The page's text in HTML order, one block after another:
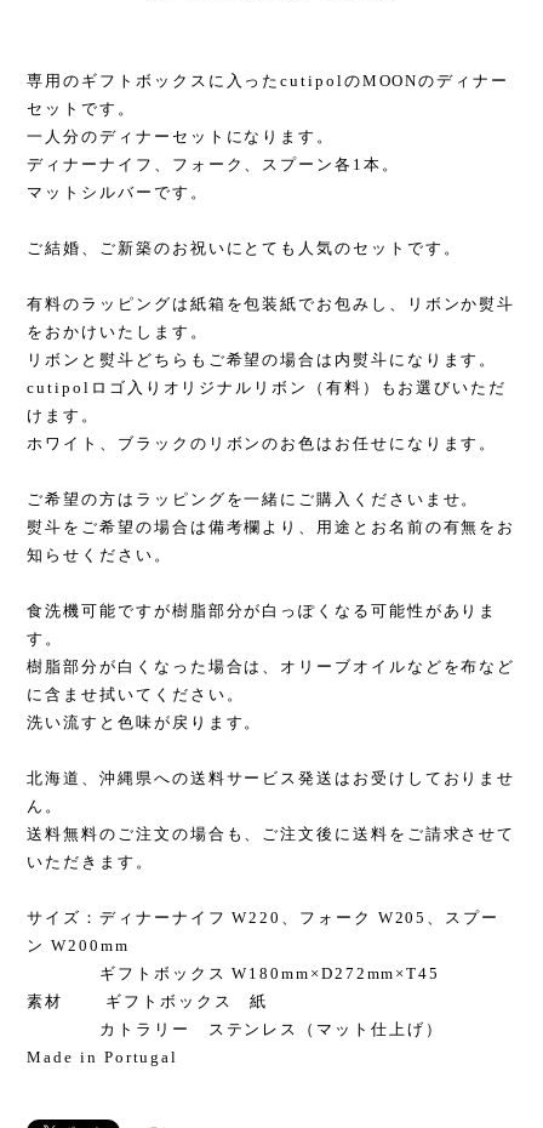
専用のギフトボックスに入ったcutipolのMOONのディナー
セットです。
一人分のディナーセットになります。
ディナーナイフ、フォーク、スプーン各1本。
マットシルバーです。
ご結婚、ご新築のお祝いにとても人気のセットです。
有料のラッピングは紙箱を包装紙でお包みし、リボンか熨斗
をおかけいたします。
リボンと熨斗どちらもご希望の場合は内熨斗になります。
cutipolロゴ入りオリジナルリボン（有料）もお選びいただ
けます。
ホワイト、ブラックのリボンのお色はお任せになります。
ご希望の方はラッピングを一緒にご購入くださいませ。
熨斗をご希望の場合は備考欄より、用途とお名前の有無をお
知らせください。
食洗機可能ですが樹脂部分が白っぽくなる可能性がありま
す。
樹脂部分が白くなった場合は、オリーブオイルなどを布など
に含ませ拭いてください。
洗い流すと色味が戻ります。
北海道、沖縄県への送料サービス発送はお受けしておりませ
ん。
送料無料のご注文の場合も、ご注文後に送料をご請求させて
いただきます。
サイズ：ディナーナイフ W220、フォーク W205、スプー
ン W200mm
ギフトボックス W180mm×D272mm×T45
素材 ギフトボックス 紙
カトラリー ステンレス（マット仕上げ）
Made in Portugal